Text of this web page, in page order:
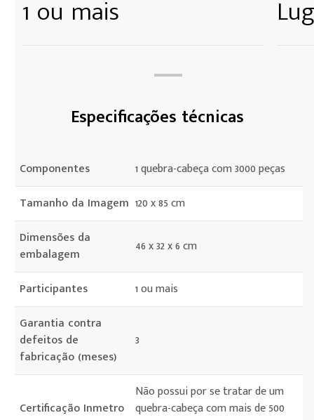
1 ou mais
Especificações técnicas
Componentes
1 quebra-cabeça com 3000 peças
Tamanho da Imagem 120 x 85 cm
Dimensões da
embalagem
46 x 32 x 6 cm
Participantes
1 ou mais
Garantia contra
defeitos de
fabricação (meses)
3
Certificação Inmetro
Não possui por se tratar de um
quebra-cabeça com mais de 500